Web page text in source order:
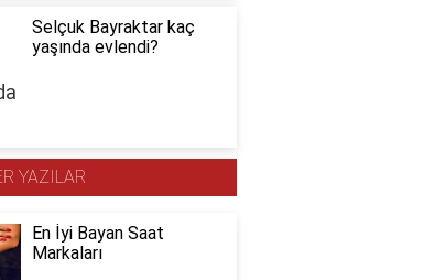
Selçuk Bayraktar kaç
yaşında evlendi?
YAZILAR
En İyi Bayan Saat
Markaları